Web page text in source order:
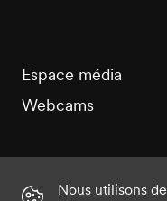
Espace média
Webcams
Nous utilisons